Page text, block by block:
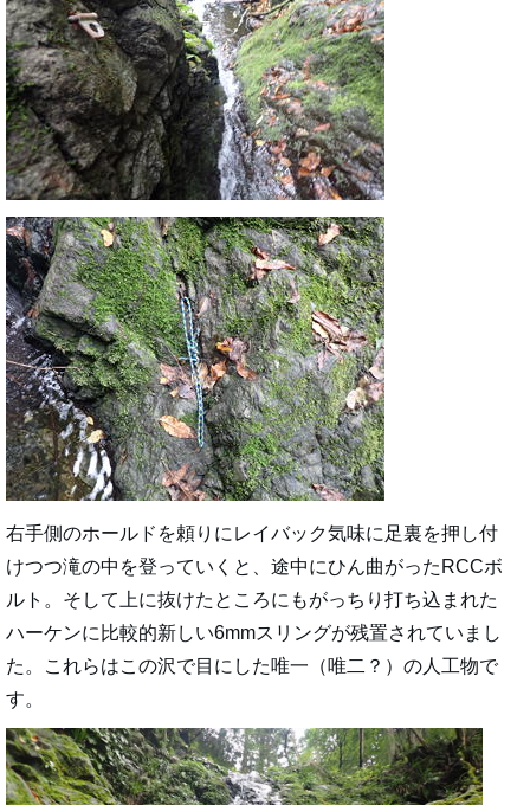
右手側のホールドを頼りにレイバック気味に足裏を押し付
けつつ滝の中を登っていくと、途中にひん曲がったRCCボ
ルト。そして上に抜けたところにもがっちり打ち込まれた
ハーケンに比較的新しい6mmスリングが残置されていまし
た。これらはこの沢で目にした唯一（唯二？）の人工物で
す。